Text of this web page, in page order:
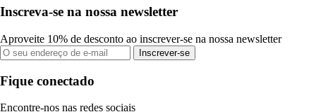
Inscreva-se na nossa newsletter
Aproveite 10% de desconto ao inscrever-se na nossa newsletter
Inscrever-se
Fique conectado
Encontre-nos nas redes sociais